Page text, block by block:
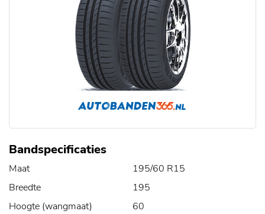
Bandspecificaties
Maat
195/60 R15
Breedte
195
Hoogte (wangmaat)
60